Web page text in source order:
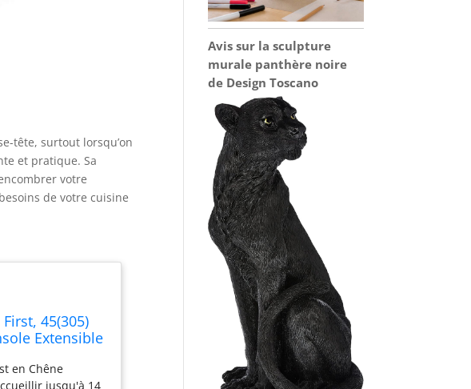
tête, surtout lorsqu’on
et pratique. Sa
votre
de votre cuisine
45(305)
Extensible
en Chêne
jusqu'à 14
Avis sur la sculpture
murale panthère noire
de Design Toscano